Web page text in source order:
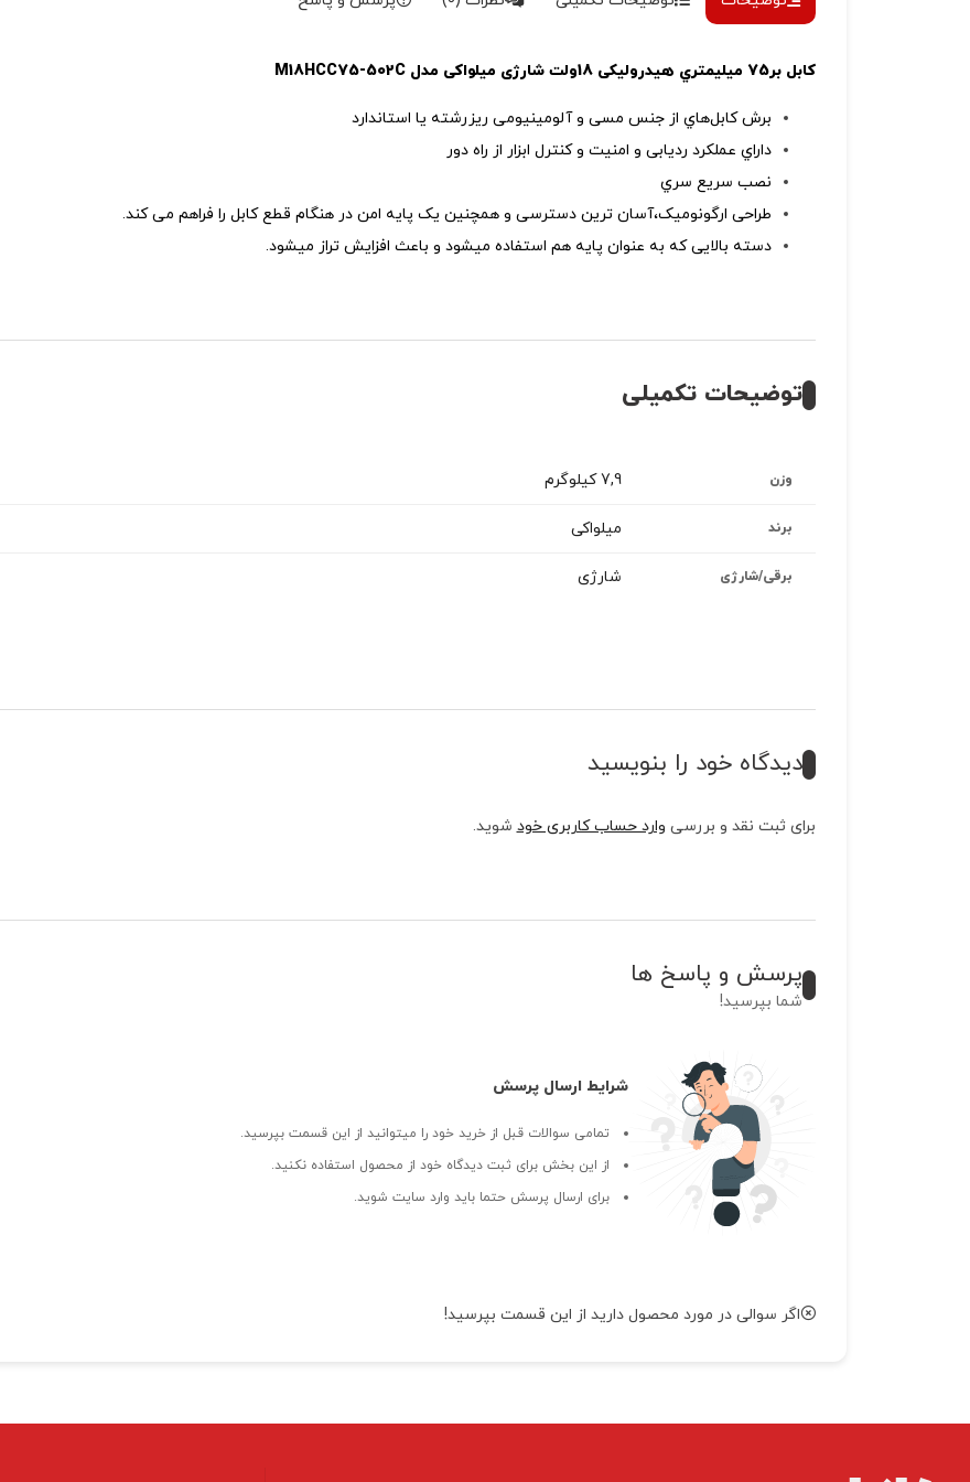
کابل بر75 میلیمتري هیدرولیکی 18ولت شارژی میلواکی مدل M18HCC75-502C
برش کابل‌هاي از جنس مسی و آلومینیومی ریزرشته یا استاندارد
داراي عملکرد ردیابی و امنیت و کنترل ابزار از راه دور
نصب سریع سري
طراحی ارگونومیک،آسان ترین دسترسی و همچنین یک پایه امن در هنگام قطع کابل را فراهم می کند.
دسته بالایی که به عنوان پایه هم استفاده میشود و باعث افزایش تراز میشود.
توضیحات تکمیلی
وزن 7,9 کیلوگرم
برند میلواکی
برقی/شارژی شارژی
دیدگاه خود را بنویسید
برای ثبت نقد و بررسی وارد حساب کاربری خودشوید.
پرسش و پاسخ ها
شما بپرسید!
شرایط ارسال پرسش
تمامی سوالات قبل از خرید خود را میتوانید از این قسمت بپرسید.
از این بخش برای ثبت دیدگاه خود از محصول استفاده نکنید.
برای ارسال پرسش حتما باید وارد سایت شوید.
اگر سوالی در مورد محصول دارید از این قسمت بپرسید!